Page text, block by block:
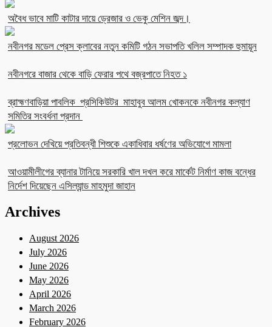
অবৈধ ভাবে মাটি কাটার দায়ে ড্রেজার ও ভেকু মেশিন জব্দ।
নবীনগর মডেল প্রেস ক্লাবের নতুন কমিটি গঠন সভাপতি খলিল সম্পাদক হুমায়ূন
নবীনগরে বাজার থেকে বাড়ি ফেরার পথে বজ্রপাতে নিহত ১
ব্রাহ্মণবাড়িয়া পাবলিক প্রসিকিউটর মাহাবুব আলম খোকনকে নবীনগর কল্যাণ
সমিতির সংবর্ধনা প্রদান
প্রলোভন দেখিয়ে প্রতিবন্ধী শিশুকে একাধিবার ধর্ষণের অভিযোগে মামলা
আওয়ামীলীগের ব্যানার টানিয়ে সরকারি খাল দখল করে মার্কেট নির্মাণ কাজ বন্ধের
নির্দেশ দিয়েছেন এসিল্যান্ড মাহমুদা জাহান
Archives
August 2026
July 2026
June 2026
May 2026
April 2026
March 2026
February 2026